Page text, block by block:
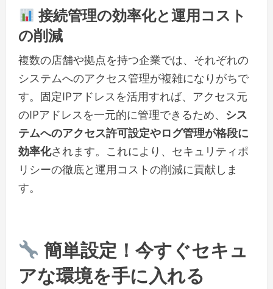
接続管理の効率化と運用コスト
の削減
複数の店舗や拠点を持つ企業では、それぞれの
システムへのアクセス管理が複雑になりがちで
す。固定IPアドレスを活用すれば、アクセス元
のIPアドレスを一元的に管理できるため、 シス
テムへのアクセス許可設定やログ管理が格段に
効率化されます。これにより、セキュリティポ
リシーの徹底と運用コストの削減に貢献しま
す。
簡単設定！今すぐセキュ
アな環境を手に入れる